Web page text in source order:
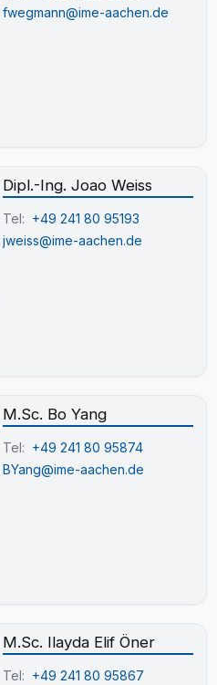
fwegmann@ime-aachen.de
Dipl.-Ing. Joao Weiss
Tel: +49 241 80 95193
jweiss@ime-aachen.de
M.Sc. Bo Yang
Tel: +49 241 80 95874
BYang@ime-aachen.de
M.Sc. Ilayda Elif Öner
Tel: +49 241 80 95867